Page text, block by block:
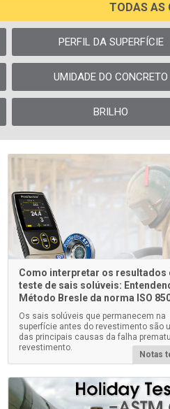
TODAS AS
PERFIL DA SUPERFÍCIE
UMIDADE DO CONCRETO
BRILHO
Como interpretar os resultados
teste de sais solúveis:
Método Bresle da norma ISO
Os sais solúveis que permanecem na
superfície antes do revestimento são
das principais causas da falha
revestimento.
Notas